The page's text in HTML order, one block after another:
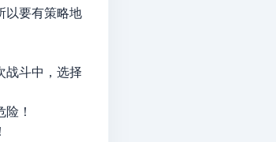
以要有策略地
战斗中，选择
！